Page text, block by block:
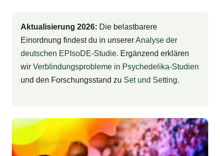
Aktualisierung 2026: Die belastbarere
Einordnung findest du in unsererAnalyse der
deutschen EPIsoDE-Studie. Ergänzend erklären
wir Verblindungsprobleme in Psychedelika-Studien
und den Forschungsstand zu Set und Setting.